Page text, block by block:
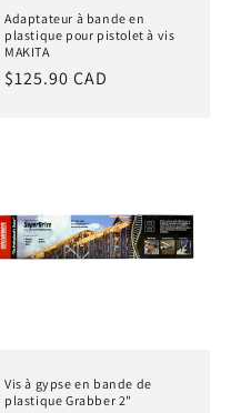
Adaptateur à bande en
plastique pour pistolet à vis
MAKITA
Prix
$125.90 CAD
Vis à gypse en bande de
plastique Grabber 2"